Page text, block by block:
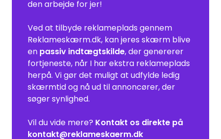
den arbejde for jer!
Ved at tilbyde reklameplads gennem
Reklameskærm.dk, kan jeres skærm blive
en passiv indtægtskilde, der genererer
fortjeneste, når I har ekstra reklameplads
herpå. Vi gør det muligt at udfylde ledig
skærmtid og nå ud til annoncører, der
søger synlighed.
Vil du vide mere? Kontakt os direkte på
kontakt@reklameskaerm.dk